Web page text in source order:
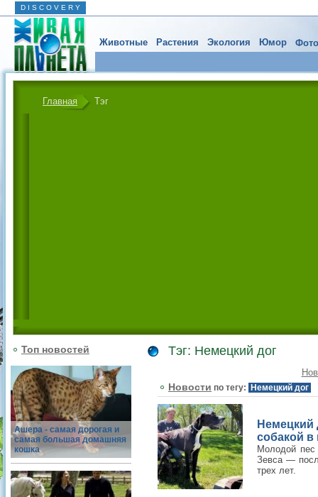
D I S C O V E R Y
Животные Растения Экология Юмор
Главная Тэг
Топ новостей
Ашера - самая дорогая и
самая большая домашняя
кошка
Тэг: Немецкий дог
Новости по тегу: Немецкий дог
Немецкий
собакой в
Молодой пес
Зевса —
трех лет.